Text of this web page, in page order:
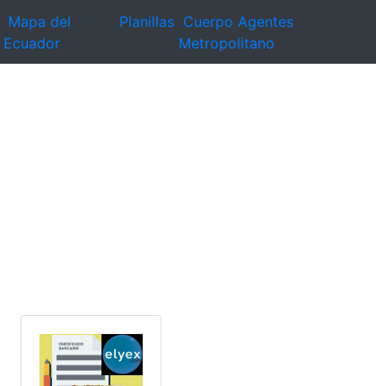
Mapa del
Ecuador
Planillas Cuerpo Agentes
Metropolitano